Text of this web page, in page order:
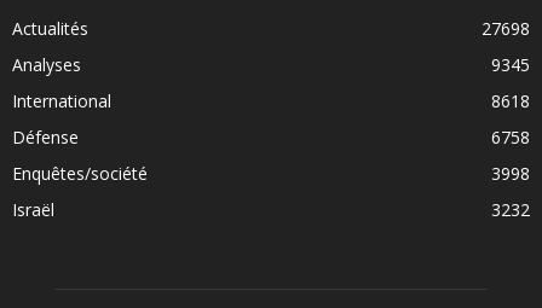
Actualités
27698
Analyses
9345
International
8618
Défense
6758
Enquêtes/société
3998
Israël
3232